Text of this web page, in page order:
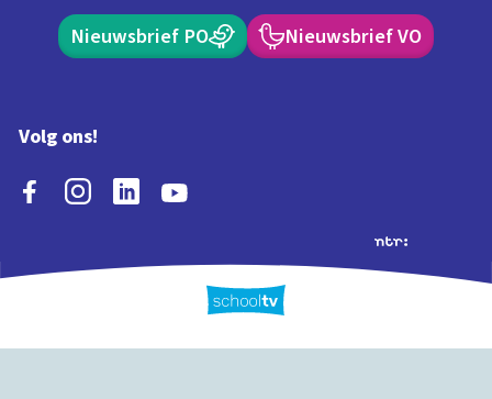
Nieuwsbrief PO Nieuwsbrief VO
Volg ons!